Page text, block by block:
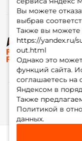
Вы можете
выбрав
Также вы можете
https://yandex.ru/
out.html
Однако это
функций сайта.
соглашаетесь на
Яндексом в
Также
Политикой в
данных.
©